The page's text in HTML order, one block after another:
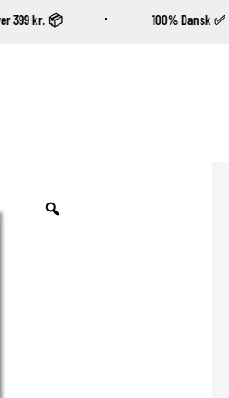
399 kr. 📦 100% Dansk ✅